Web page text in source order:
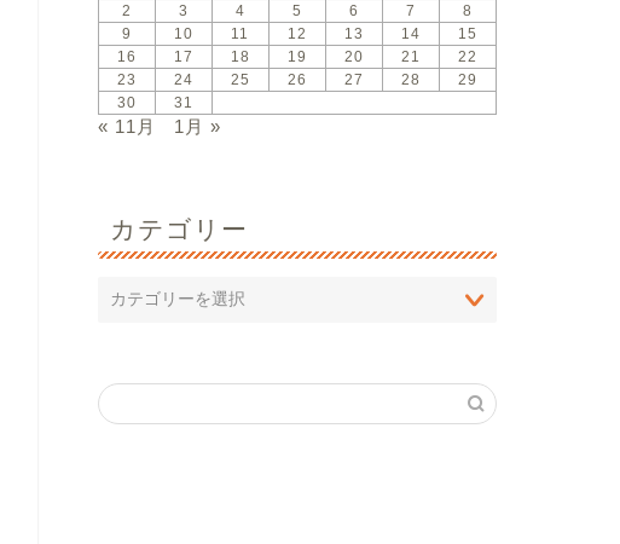
2
3 4 5 6 7
8
9
10 11 12 13 14
15
16
17 18 19 20 21
22
23
24 25 26 27 28
29
30
31
« 11月 1月 »
カテゴリー